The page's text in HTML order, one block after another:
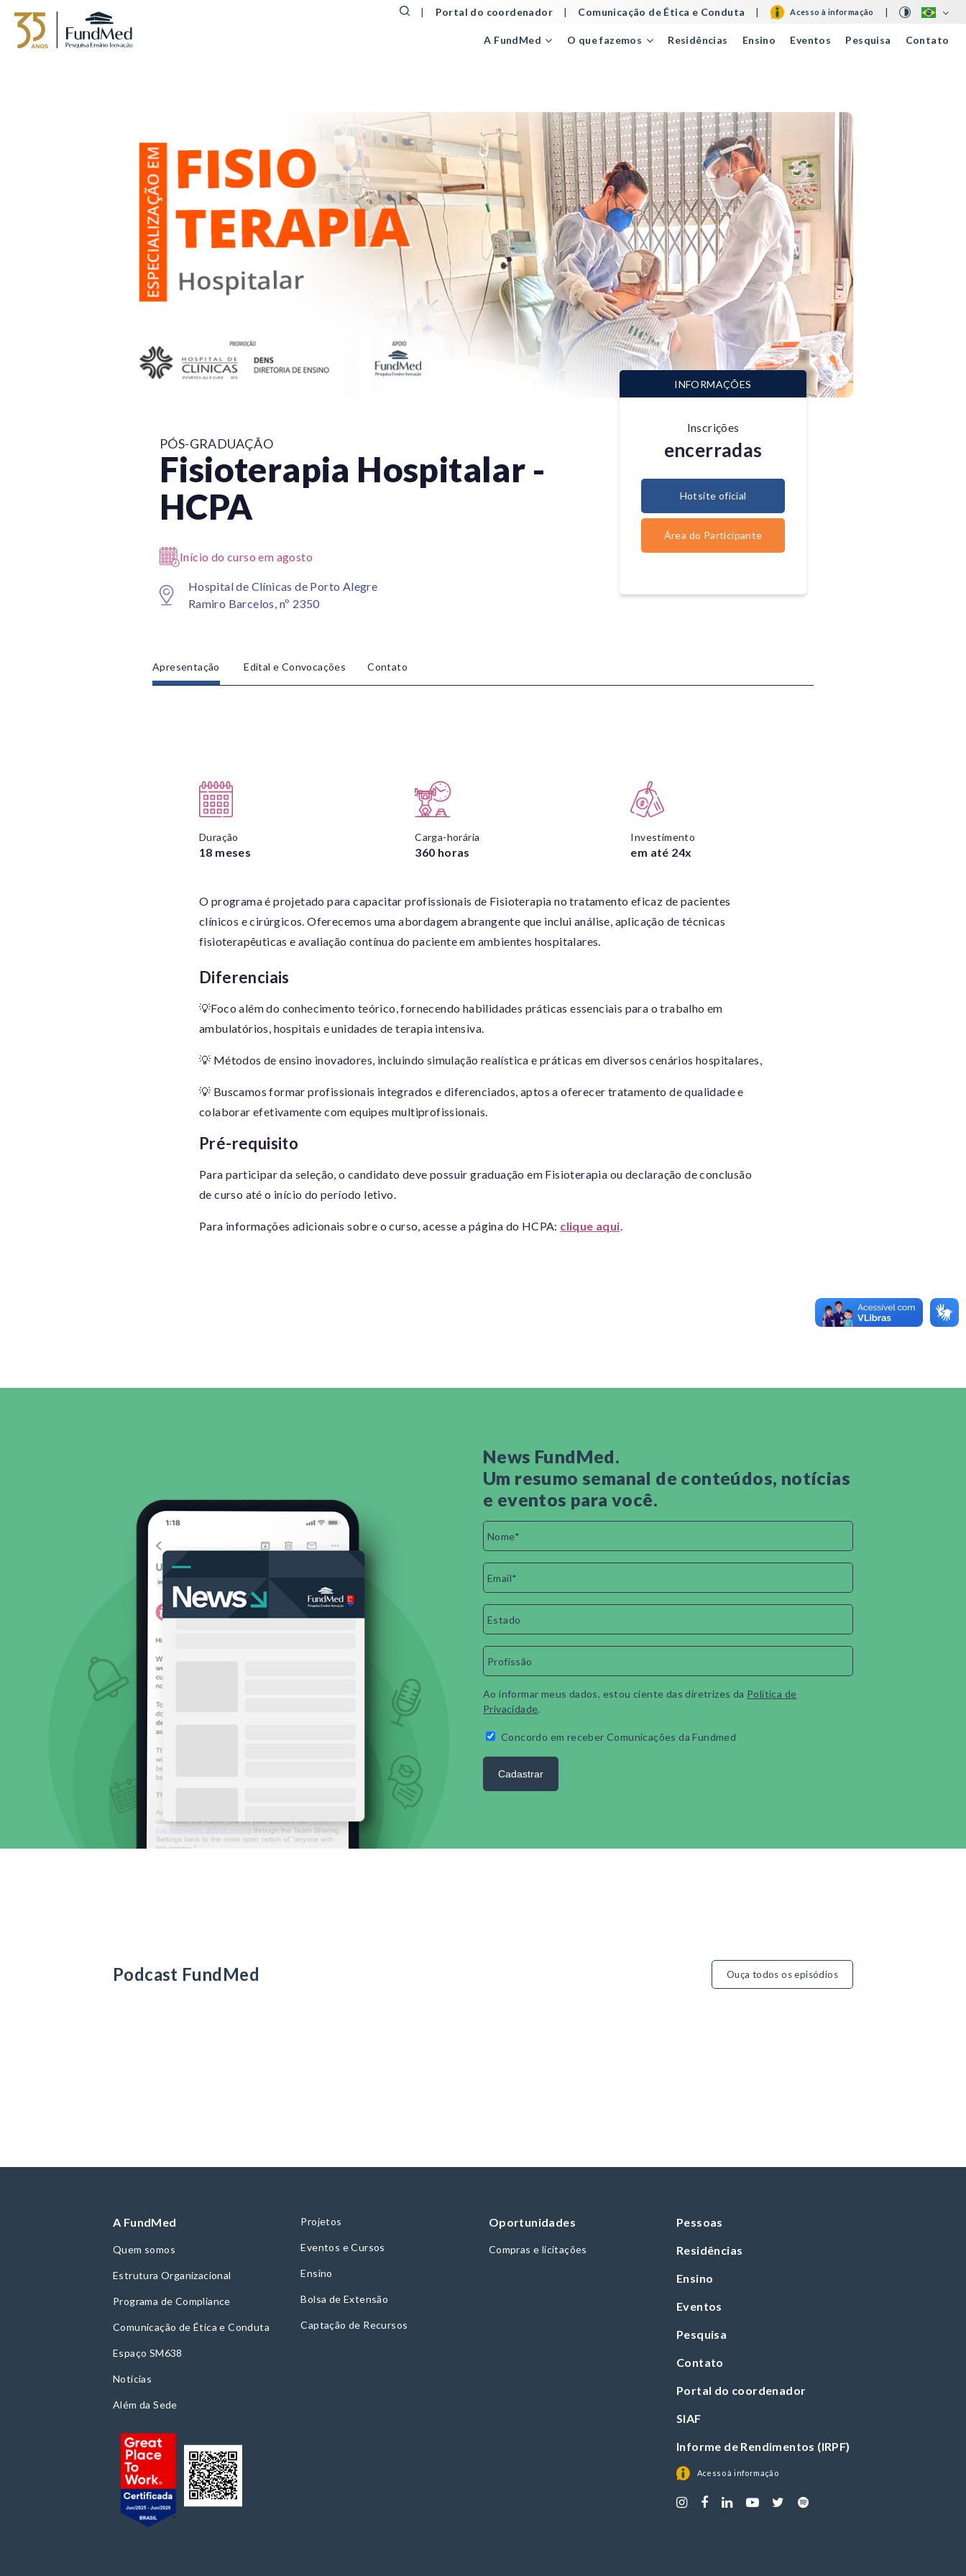
| Portal do coordenador | Comunicação de Ética e Conduta | Acesso à informação |
A FundMed O que fazemos Residências Ensino Eventos Pesquisa Contato
PÓS-GRADUAÇÃO
Fisioterapia Hospitalar -
HCPA
Início do curso em agosto
Hospital de Clínicas de Porto Alegre
Ramiro Barcelos, nº 2350
INFORMAÇÕES
Inscrições
encerradas
Hotsite oficial
Área do Participante
Apresentação Edital e Convocações Contato
Duração
18 meses
Carga-horária
360 horas
Investimento
em até 24x
O programa é projetado para capacitar profissionais de Fisioterapia no tratamento eficaz de pacientes
clínicos e cirúrgicos. Oferecemos uma abordagem abrangente que inclui análise, aplicação de técnicas
fisioterapêuticas e avaliação contínua do paciente em ambientes hospitalares.
Diferenciais
💡Foco além do conhecimento teórico, fornecendo habilidades práticas essenciais para o trabalho em
ambulatórios, hospitais e unidades de terapia intensiva.
💡 Métodos de ensino inovadores, incluindo simulação realística e práticas em diversos cenários hospitalares,
💡 Buscamos formar profissionais integrados e diferenciados, aptos a oferecer tratamento de qualidade e
colaborar efetivamente com equipes multiprofissionais.
Pré-requisito
Para participar da seleção, o candidato deve possuir graduação em Fisioterapia ou declaração de conclusão
de curso até o início do período letivo.
Para informações adicionais sobre o curso, acesse a página do HCPA: clique aqui.
News FundMed.
Um resumo semanal de conteúdos, notícias
e eventos para você.
Ao informar meus dados, estou ciente das diretrizes da Política de
Privacidade.
Concordo em receber Comunicações da Fundmed
Podcast FundMed Ouça todos os episódios
A FundMed
Quem somos
Estrutura Organizacional
Programa de Compliance
Comunicação de Ética e Conduta
Espaço SM638
Notícias
Além da Sede
Projetos
Eventos e Cursos
Ensino
Bolsa de Extensão
Captação de Recursos
Oportunidades
Compras e licitações
Pessoas
Residências
Ensino
Eventos
Pesquisa
Contato
Portal do coordenador
SIAF
Informe de Rendimentos (IRPF)
Acesso à informação